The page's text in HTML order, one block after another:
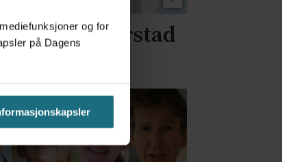
og for
på Dagens i Harstad